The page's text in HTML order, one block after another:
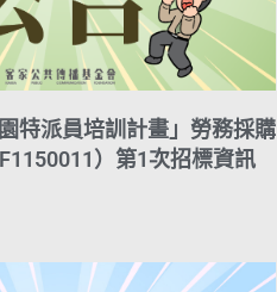
特派員培訓計畫」勞務採購
）第1次招標資訊